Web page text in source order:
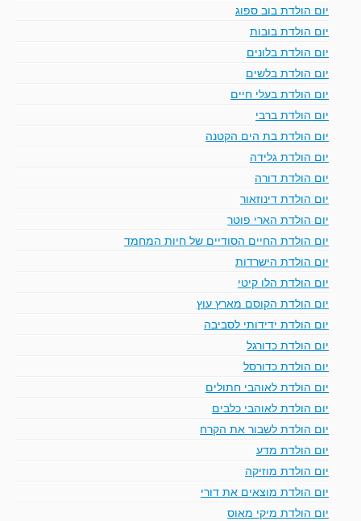
יום הולדת בוב ספוג
יום הולדת בובות
יום הולדת בלונים
יום הולדת בלשים
יום הולדת בעלי חיים
יום הולדת ברבי
יום הולדת בת הים הקטנה
יום הולדת גלידה
יום הולדת דורה
יום הולדת דינוזאור
יום הולדת הארי פוטר
יום הולדת החיים הסודיים של חיות המחמד
יום הולדת הישרדות
יום הולדת הלו קיטי
יום הולדת הקוסם מארץ עוץ
יום הולדת ידידותי לסביבה
יום הולדת כדורגל
יום הולדת כדורסל
יום הולדת לאוהבי חתולים
יום הולדת לאוהבי כלבים
יום הולדת לשבור את הקרח
יום הולדת מדע
יום הולדת מוזיקה
יום הולדת מוצאים את דורי
יום הולדת מיקי מאוס